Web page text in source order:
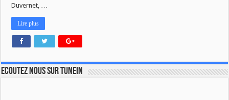
Duvernet, …
Lire plus
Ecoutez nous sur TuneIn